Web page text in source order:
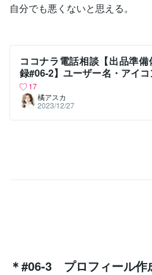
自分でも悪くないと思える。
ココナラ電話相談【出品準備
録#06-2】ユーザー名・アイコ
カバー画像
17
橘アスカ
2023/12/27
＊#06-3 プロフィール作